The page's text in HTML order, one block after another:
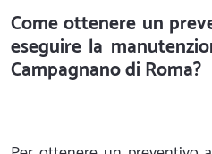
Come ottenere un
eseguire la
Campagnano di Roma?